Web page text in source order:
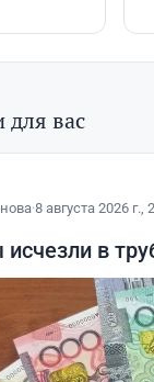
вас
·8 августа 2026 г.,
в